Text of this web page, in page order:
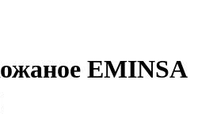
EMINSA